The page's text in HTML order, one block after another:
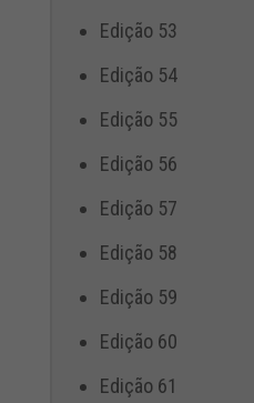
Edição 53
Edição 54
Edição 55
Edição 56
Edição 57
Edição 58
Edição 59
Edição 60
Edição 61